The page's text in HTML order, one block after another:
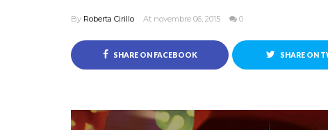
By Roberta Cirillo At novembre 06, 2015 0
SHARE ON FACEBOOK SHARE ON